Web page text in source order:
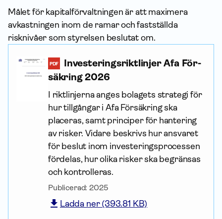
Målet för kapital­förvaltningen är att maximera
avkastningen inom de ramar och fastställda
risknivåer som styrelsen beslutat om.
PDF
Investerings­riktlinjer Afa För­
säkring 2026
I riktlinjerna anges bolagets strategi för
hur tillgångar i Afa För­säkring ska
placeras, samt principer för hantering
av risker. Vidare beskrivs hur ansvaret
för beslut inom investeringsprocessen
fördelas, hur olika risker ska begränsas
och kontrolleras.
Publicerad:2025
Ladda ner (393.81 KB)